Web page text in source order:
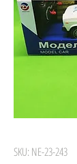
SKU: NE-23-243